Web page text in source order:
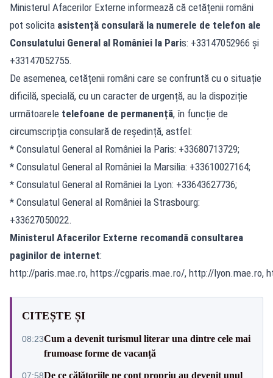
Ministerul Afacerilor Externe informează că cetățenii români
pot solicita asistență consulară la numerele de telefon ale
Consulatului General al României la Paris: +33147052966 și
+33147052755.
De asemenea, cetățenii români care se confruntă cu o situație
dificilă, specială, cu un caracter de urgență, au la dispoziție
următoarele telefoane de permanență, în funcție de
circumscripția consulară de reședință, astfel:
* Consulatul General al României la Paris: +33680713729;
* Consulatul General al României la Marsilia: +33610027164;
* Consulatul General al României la Lyon: +33643627736;
* Consulatul General al României la Strasbourg:
+33627050022.
Ministerul Afacerilor Externe recomandă consultarea
paginilor de internet:
http://paris.mae.ro, https://cgparis.mae.ro/, http://lyon.mae.ro,
CITEȘTE ȘI
08:23Cum a devenit turismul literar una dintre cele mai
frumoase forme de vacanță
07:58De ce călătoriile pe cont propriu au devenit unul